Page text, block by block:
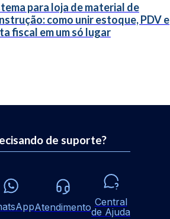
para loja de material de
como unir estoque, PDV e
fiscal em um só lugar
de suporte?
Atendimento Central
de Ajuda